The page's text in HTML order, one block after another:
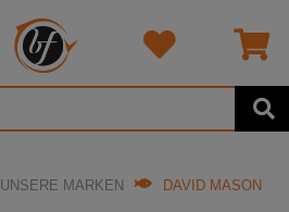
UNSERE MARKEN DAVID MASON